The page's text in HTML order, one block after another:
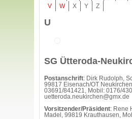
V
W X Y Z
U
SG Ütteroda-
Postanschrift: Dirk Rudolph,
99817 Eisenach/OT
03691/841421, Mobil: 0176/
uetteroda.neukirchen@gmx.de
Vorsitzender/Präsident: Rene
Madel, 99819 Krauthausen,